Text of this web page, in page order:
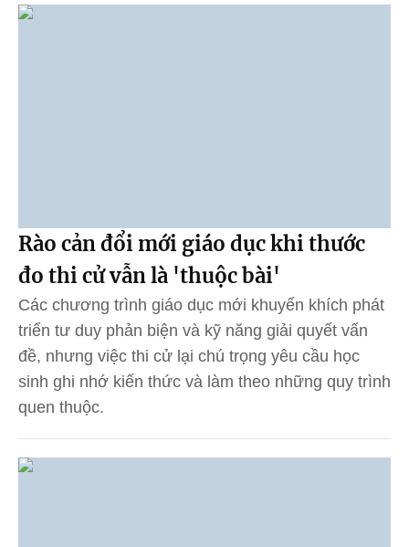
Rào cản đổi mới giáo dục khi thước
đo thi cử vẫn là 'thuộc bài'
Các chương trình giáo dục mới khuyến khích phát
triển tư duy phản biện và kỹ năng giải quyết vấn
đề, nhưng việc thi cử lại chú trọng yêu cầu học
sinh ghi nhớ kiến thức và làm theo những quy trình
quen thuộc.